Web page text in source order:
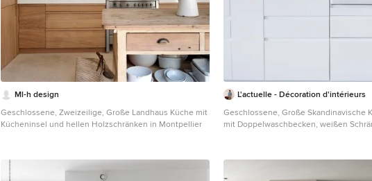
Ml-h design
Geschlossene, Zweizeilige, Große Landhaus Küche mit
Kücheninsel und hellen Holzschränken in Montpellier
L'actuelle - Décoration d'intérieurs
Geschlossene, Große Skandinavische
mit Doppelwaschbecken, weißen
Zementfliesen für Boden,